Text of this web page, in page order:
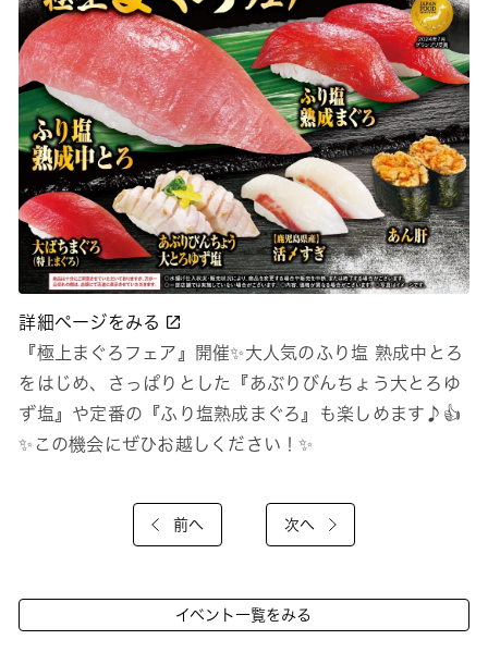
詳細ページをみる
『極上まぐろフェア』開催✨大人気のふり塩 熟成中とろ
をはじめ、さっぱりとした『あぶりびんちょう大とろゆ
ず塩』や定番の『ふり塩熟成まぐろ』も楽しめます♪👍
✨この機会にぜひお越しください！✨
前へ 次へ
イベント一覧をみる